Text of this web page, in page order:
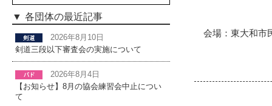
会場：東大和
各団体の最近記事
2026年8月10日
剣道三段以下審査会の実施について
2026年8月4日
【お知らせ】8月の協会練習会中止につい
て